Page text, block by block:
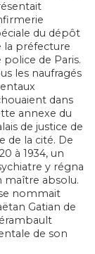
du dépôt
la préfecture
police de Paris.
les naufragés
dans
annexe du
de justice de
de la cité. De
à 1934, un
y régna
maître absolu.
nommait
Gatian de
de son